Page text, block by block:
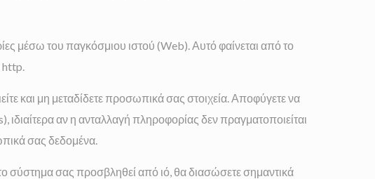
μέσω του παγκόσμιου ιστού (Web). Αυτό φαίνεται από το
http.
και μη μεταδίδετε προσωπικά σας στοιχεία. Αποφύγετε να
αν η ανταλλαγή πληροφορίας δεν πραγματοποιείται
σας δεδομένα.
σύστημα σας προσβληθεί από ιό, θα διασώσετε σημαντικά